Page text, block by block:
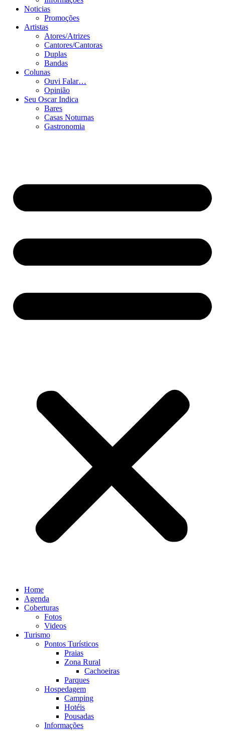
Noticias
Promoções
Artistas
Atores/Atrizes
Cantores/Cantoras
Duplas
Bandas
Colunas
Ouvi Falar…
Opinião
Seu Oscar Indica
Bares
Casas Noturnas
Gastronomia
Home
Agenda
Coberturas
Fotos
Videos
Turismo
Pontos Turísticos
Praias
Zona Rural
Cachoeiras
Parques
Hospedagem
Camping
Hotéis
Pousadas
Informações